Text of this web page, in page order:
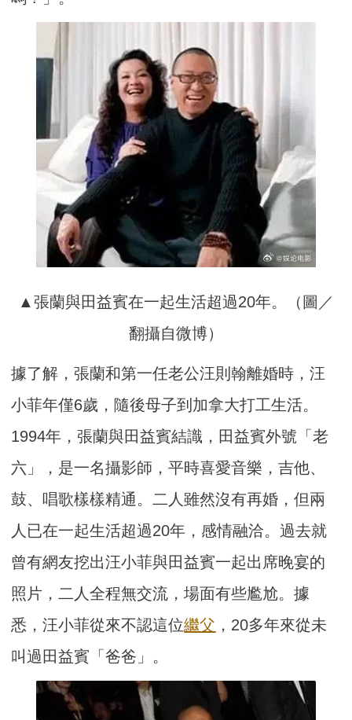
▲張蘭與田益賓在一起生活超過20年。（圖／
翻攝自微博）
據了解，張蘭和第一任老公汪則翰離婚時，汪
小菲年僅6歲，隨後母子到加拿大打工生活。
1994年，張蘭與田益賓結識，田益賓外號「老
六」，是一名攝影師，平時喜愛音樂，吉他、
鼓、唱歌樣樣精通。二人雖然沒有再婚，但兩
人已在一起生活超過20年，感情融洽。過去就
曾有網友挖出汪小菲與田益賓一起出席晚宴的
照片，二人全程無交流，場面有些尷尬。據
悉，汪小菲從來不認這位繼父 ，20多年來從未
叫過田益賓「爸爸」。